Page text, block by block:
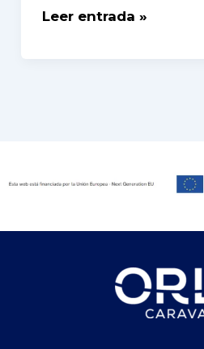
Ventajas
Leer entrada »